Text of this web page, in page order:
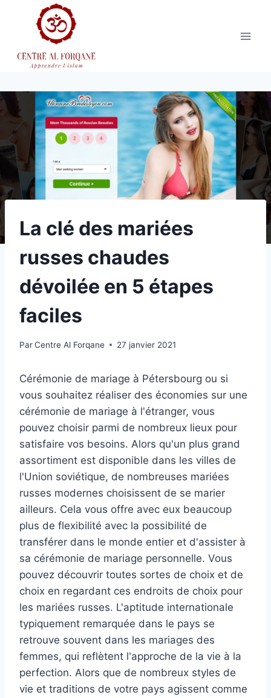
La clé des mariées
russes chaudes
dévoilée en 5 étapes
faciles
ParCentre Al Forqane 27 janvier 2021
Cérémonie de mariage à Pétersbourg ou si
vous souhaitez réaliser des économies sur une
cérémonie de mariage à l'étranger, vous
pouvez choisir parmi de nombreux lieux pour
satisfaire vos besoins. Alors qu'un plus grand
assortiment est disponible dans les villes de
l'Union soviétique, de nombreuses mariées
russes modernes choisissent de se marier
ailleurs. Cela vous offre avec eux beaucoup
plus de flexibilité avec la possibilité de
transférer dans le monde entier et d'assister à
sa cérémonie de mariage personnelle. Vous
pouvez découvrir toutes sortes de choix et de
choix en regardant ces endroits de choix pour
les mariées russes. L'aptitude internationale
typiquement remarquée dans le pays se
retrouve souvent dans les mariages des
femmes, qui reflètent l'approche de la vie à la
perfection. Alors que de nombreux styles de
vie et traditions de votre pays agissent comme